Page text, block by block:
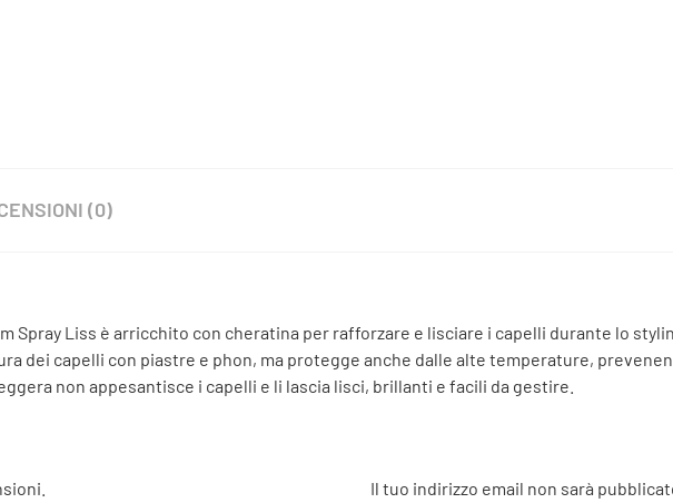
(0)
Spray Liss è arricchito con cheratina per rafforzare e lisciare i capelli durante lo
dei capelli con piastre e phon, ma protegge anche dalle alte temperature,
non appesantisce i capelli e li lascia lisci, brillanti e facili da gestire.
Il tuo indirizzo email non sarà